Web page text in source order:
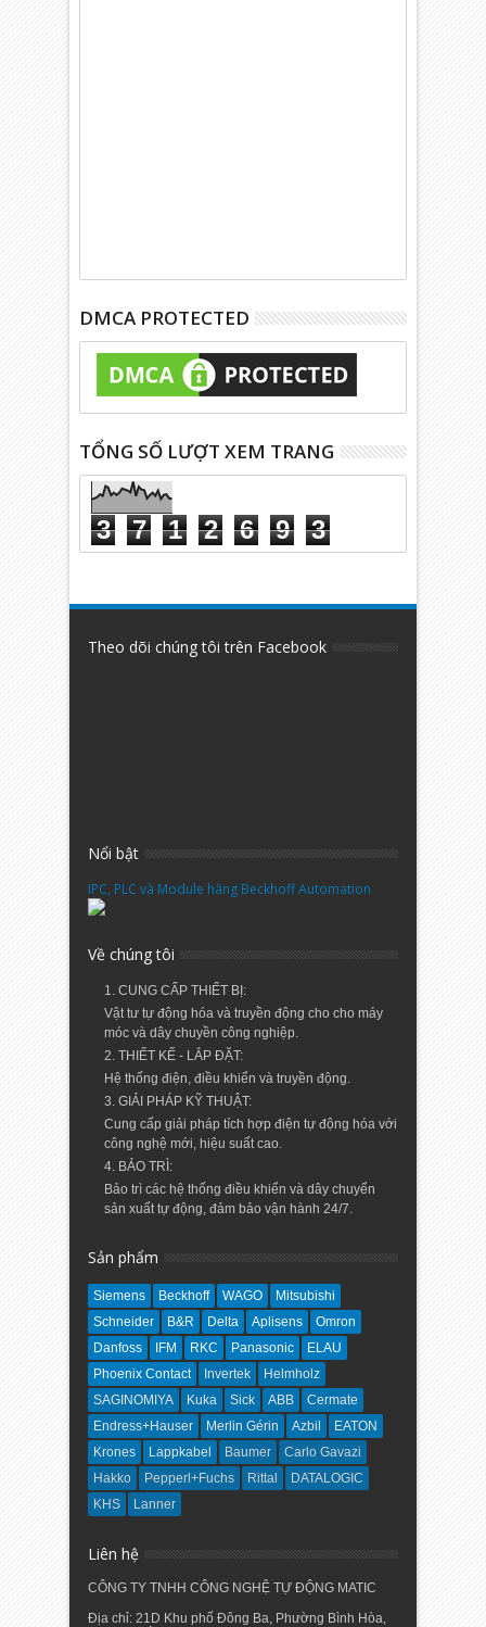
DMCA PROTECTED
TỔNG SỐ LƯỢT XEM TRANG
3 7 1 2 6 9 3
Theo dõi chúng tôi trên Facebook
Nổi bật
IPC, PLC và Module hãng Beckhoff Automation
Về chúng tôi
1. CUNG CẤP THIẾT BỊ:
Vật tư tự động hóa và truyền động cho cho máy
móc và dây chuyền công nghiệp.
2. THIẾT KẾ - LẮP ĐẶT:
Hệ thống điện, điều khiển và truyền động.
3. GIẢI PHÁP KỸ THUẬT:
Cung cấp giải pháp tích hợp điện tự động hóa với
công nghệ mới, hiệu suất cao.
4. BẢO TRÌ:
Bảo trì các hệ thống điều khiển và dây chuyển
sản xuất tự động, đảm bảo vận hành 24/7.
Sản phẩm
Siemens Beckhoff WAGO
Mitsubishi
Schneider
B&R Delta Aplisens
Omron
Danfoss
IFM RKC Panasonic
ELAU
Phoenix Contact
Invertek
Helmholz
SAGINOMIYA
Kuka Sick ABB
Cermate
Endress+Hauser
Merlin Gérin Azbil
EATON
Krones
Lappkabel Baumer
Carlo Gavazi
Hakko
Pepperl+Fuchs Rittal
DATALOGIC
KHS
Lanner
Liên hệ
CÔNG TY TNHH CÔNG NGHỆ TỰ ĐỘNG MATIC
Địa chỉ: 21D Khu phố Đông Ba, Phường Bình Hòa,